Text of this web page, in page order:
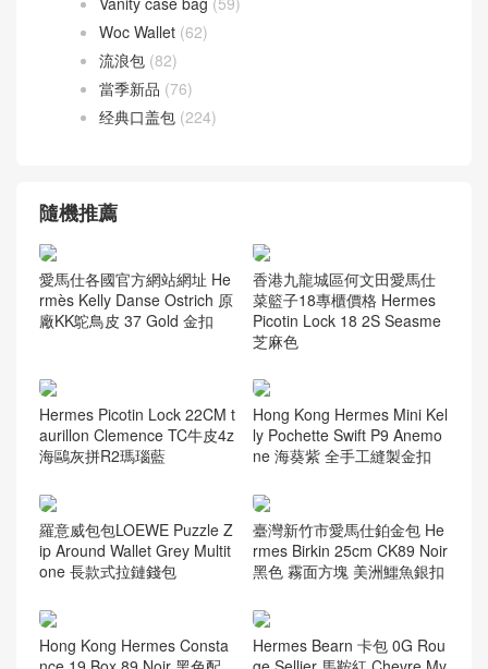
Woc Wallet(62)
流浪包(82)
當季新品(76)
经典口盖包 (224)
愛馬仕各國官方網站網址 He
rmès Kelly Danse Ostrich 原
廠KK鴕鳥皮 37 Gold 金扣
香港九龍城區何文田愛馬仕
菜籃子18專櫃價格 Hermes
Picotin Lock 18 2S Seasme
芝麻色
Hermes Picotin Lock 22CM t
aurillon Clemence TC牛皮4z
海鷗灰拼R2瑪瑙藍
Hong Kong Hermes Mini Kel
ly Pochette Swift P9 Anemo
ne 海葵紫 全手工縫製金扣
羅意威包包LOEWE Puzzle Z
ip Around Wallet Grey Multit
one 長款式拉鏈錢包
臺灣新竹市愛馬仕鉑金包 He
rmes Birkin 25cm CK89 Noir
黑色 霧面方塊 美洲鱷魚銀扣
Hong Kong Hermes Consta
nce 19 Box 89 Noir 黑色配
Hermes Bearn 卡包 0G Rou
ge Sellier 馬鞍紅 Chevre My